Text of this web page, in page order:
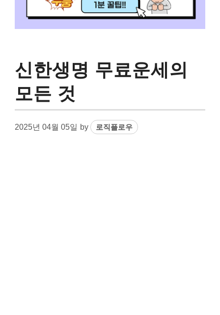
신한생명 무료운세의
모든 것
2025년 04월 05일 by 로직플로우